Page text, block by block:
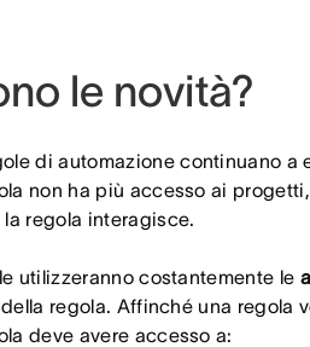
le novità?
di automazione continuano a
non ha più accesso ai
regola interagisce.
utilizzeranno costantemente le
regola. Affinché una regola
deve avere accesso a: